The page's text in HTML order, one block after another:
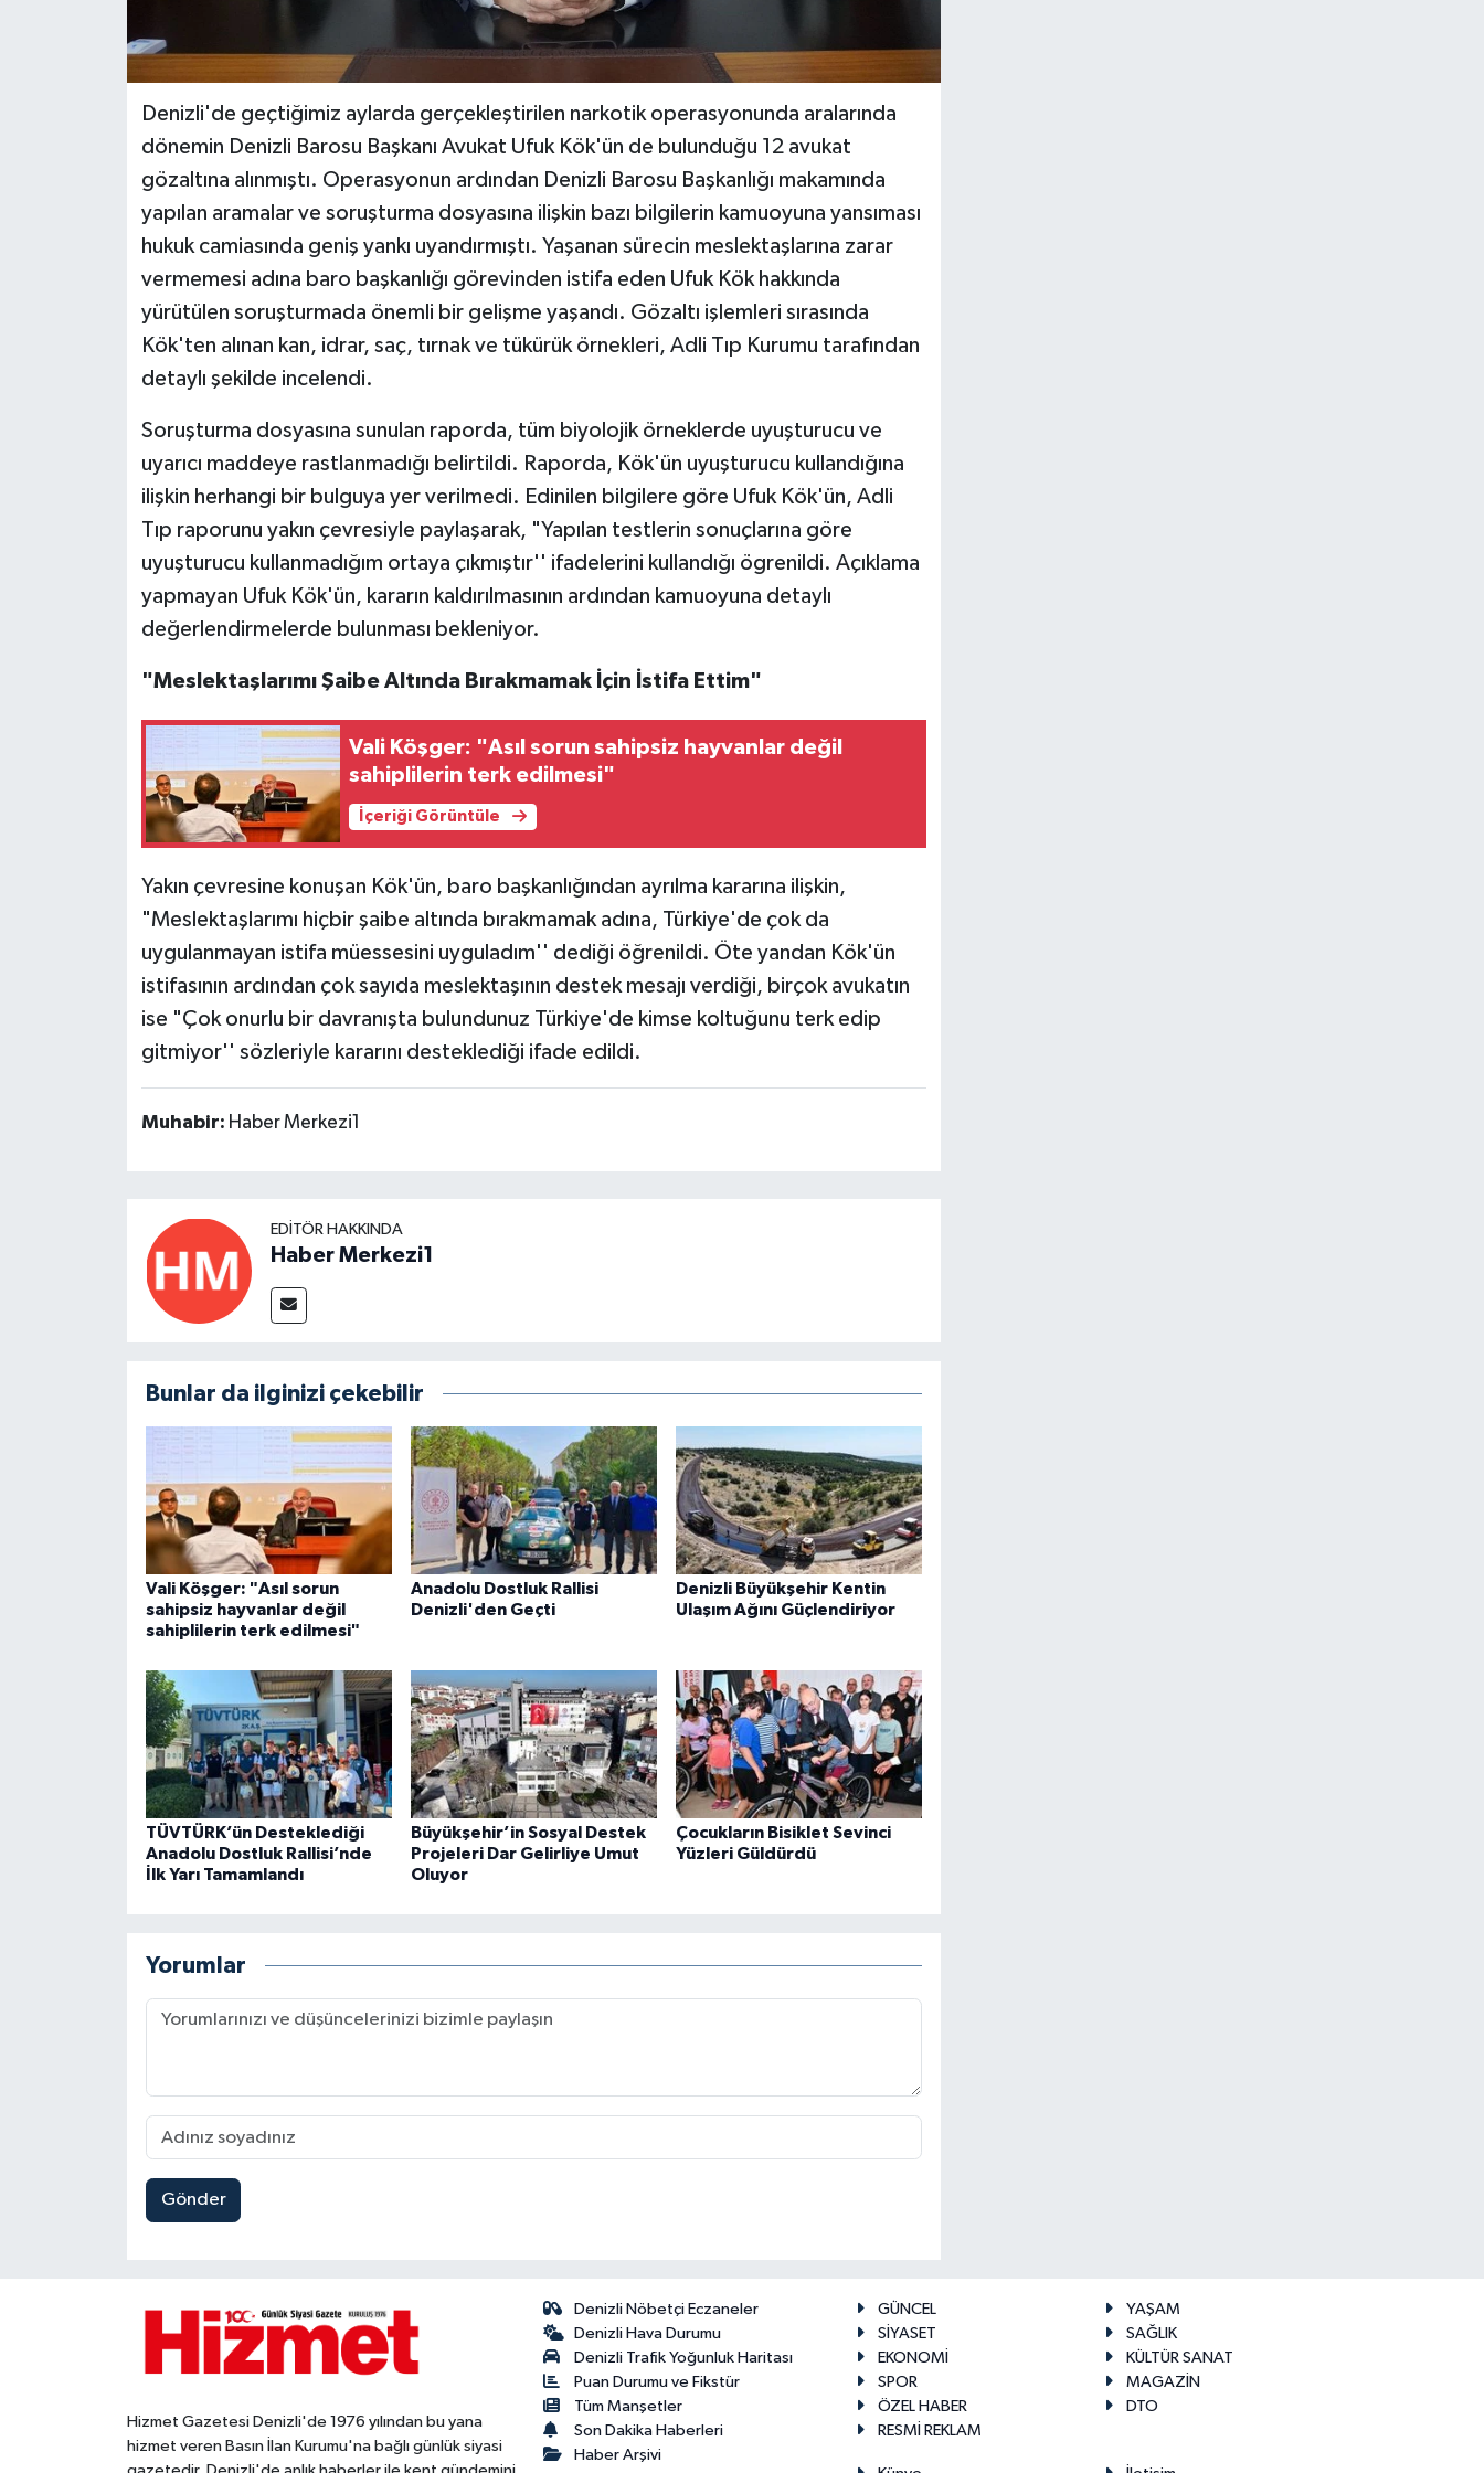
Denizli'de geçtiğimiz aylarda gerçekleştirilen narkotik operasyonunda aralarında
dönemin Denizli Barosu Başkanı Avukat Ufuk Kök'ün de bulunduğu 12 avukat
gözaltına alınmıştı. Operasyonun ardından Denizli Barosu Başkanlığı makamında
yapılan aramalar ve soruşturma dosyasına ilişkin bazı bilgilerin kamuoyuna yansıması
hukuk camiasında geniş yankı uyandırmıştı. Yaşanan sürecin meslektaşlarına zarar
vermemesi adına baro başkanlığı görevinden istifa eden Ufuk Kök hakkında
yürütülen soruşturmada önemli bir gelişme yaşandı. Gözaltı işlemleri sırasında
Kök'ten alınan kan, idrar, saç, tırnak ve tükürük örnekleri, Adli Tıp Kurumu tarafından
detaylı şekilde incelendi.
Soruşturma dosyasına sunulan raporda, tüm biyolojik örneklerde uyuşturucu ve
uyarıcı maddeye rastlanmadığı belirtildi. Raporda, Kök'ün uyuşturucu kullandığına
ilişkin herhangi bir bulguya yer verilmedi. Edinilen bilgilere göre Ufuk Kök'ün, Adli
Tıp raporunu yakın çevresiyle paylaşarak, "Yapılan testlerin sonuçlarına göre
uyuşturucu kullanmadığım ortaya çıkmıştır'' ifadelerini kullandığı ögrenildi. Açıklama
yapmayan Ufuk Kök'ün, kararın kaldırılmasının ardından kamuoyuna detaylı
değerlendirmelerde bulunması bekleniyor.
"Meslektaşlarımı Şaibe Altında Bırakmamak İçin İstifa Ettim"
Vali Köşger: "Asıl sorun sahipsiz hayvanlar değil
sahiplilerin terk edilmesi"
İçeriği Görüntüle
Yakın çevresine konuşan Kök'ün, baro başkanlığından ayrılma kararına ilişkin,
"Meslektaşlarımı hiçbir şaibe altında bırakmamak adına, Türkiye'de çok da
uygulanmayan istifa müessesini uyguladım'' dediği öğrenildi. Öte yandan Kök'ün
istifasının ardından çok sayıda meslektaşının destek mesajı verdiği, birçok avukatın
ise "Çok onurlu bir davranışta bulundunuz Türkiye'de kimse koltuğunu terk edip
gitmiyor'' sözleriyle kararını desteklediği ifade edildi.
Muhabir: Haber Merkezi1
EDITÖR HAKKINDA
Haber Merkezi1
Bunlar da ilginizi çekebilir
Vali Köşger: "Asıl sorun
sahipsiz hayvanlar değil
sahiplilerin terk edilmesi"
Anadolu Dostluk Rallisi
Denizli'den Geçti
Denizli Büyükşehir Kentin
Ulaşım Ağını Güçlendiriyor
TÜVTÜRK’ün Desteklediği
Anadolu Dostluk Rallisi’nde
İlk Yarı Tamamlandı
Büyükşehir’in Sosyal Destek
Projeleri Dar Gelirliye Umut
Oluyor
Çocukların Bisiklet Sevinci
Yüzleri Güldürdü
Yorumlar
Gönder
Hizmet Gazetesi Denizli'de 1976 yılından bu yana
hizmet veren Basın İlan Kurumu'na bağlı günlük siyasi
gazetedir. Denizli'de anlık haberler ile kent gündemini
Denizli Nöbetçi Eczaneler
Denizli Hava Durumu
Denizli Trafik Yoğunluk Haritası
Puan Durumu ve Fikstür
Tüm Manşetler
Son Dakika Haberleri
Haber Arşivi
GÜNCEL
YAŞAM
SİYASET
SAĞLIK
EKONOMİ
KÜLTÜR SANAT
SPOR
MAGAZİN
ÖZEL HABER
DTO
RESMİ REKLAM